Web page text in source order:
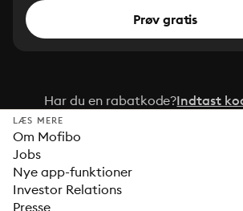
Prøv gratis
Har du en rabatkode?Indtast
LÆS MERE
Om Mofibo
Jobs
Nye app-funktioner
Investor Relations
Presse